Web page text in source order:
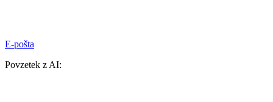
E-pošta
Povzetek z AI: